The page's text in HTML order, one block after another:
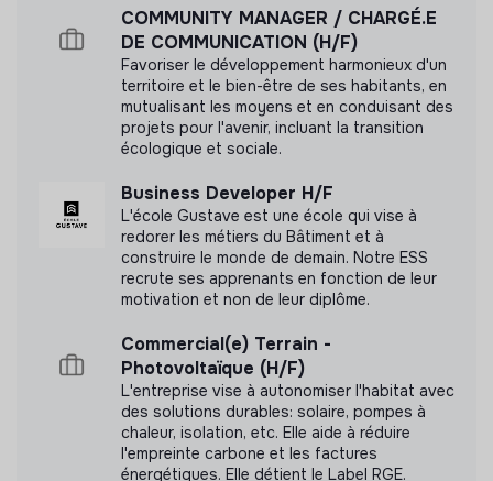
N'a pas encore communiqué de documents de
transparence
COMMUNITY MANAGER / CHARGÉ.E
DE COMMUNICATION (H/F)
Favoriser le développement harmonieux d'un
territoire et le bien-être de ses habitants, en
mutualisant les moyens et en conduisant des
projets pour l'avenir, incluant la transition
écologique et sociale.
Business Developer H/F
L'école Gustave est une école qui vise à
redorer les métiers du Bâtiment et à
construire le monde de demain. Notre ESS
recrute ses apprenants en fonction de leur
motivation et non de leur diplôme.
Commercial(e) Terrain -
Photovoltaïque (H/F)
L'entreprise vise à autonomiser l'habitat avec
des solutions durables: solaire, pompes à
chaleur, isolation, etc. Elle aide à réduire
l'empreinte carbone et les factures
énergétiques. Elle détient le Label RGE.